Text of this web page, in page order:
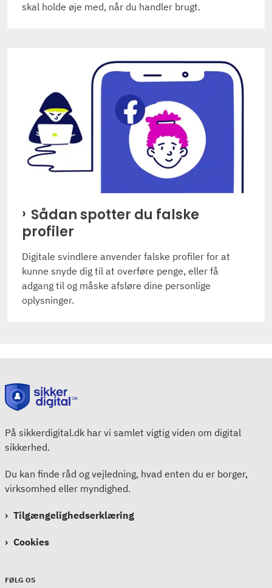
skal holde øje med, når du handler brugt.
Sådan spotter du falske
profiler
Digitale svindlere anvender falske profiler for at
kunne snyde dig til at overføre penge, eller få
adgang til og måske afsløre dine personlige
oplysninger.
På sikkerdigital.dk har vi samlet vigtig viden om digital
sikkerhed.
Du kan finde råd og vejledning, hvad enten du er borger,
virksomhed eller myndighed.
Tilgængelighedserklæring
Cookies
FØLG OS